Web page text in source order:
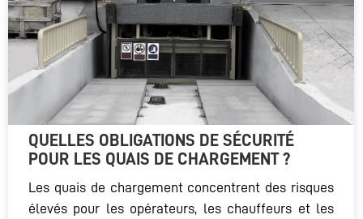
QUELLES OBLIGATIONS DE SÉCURITÉ
POUR LES QUAIS DE CHARGEMENT ?
Les quais de chargement concentrent des risques
élevés pour les opérateurs, les chauffeurs et les